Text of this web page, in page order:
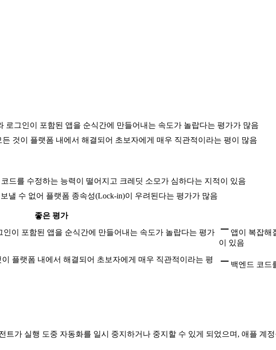
로그인이 포함된 앱을 순식간에 만들어내는 속도가 놀랍다는 평가가 많음
것이 플랫폼 내에서 해결되어 초보자에게 매우 직관적이라는 평이 많음
드를 수정하는 능력이 떨어지고 크레딧 소모가 심하다는 지적이 있음
낼 수 없어 플랫폼 종속성(Lock-in)이 우려된다는 평가가 많음
좋은 평가
인이 포함된 앱을 순식간에 만들어내는 속도가 놀랍다는 평가
앱이 복잡해
이 있음
플랫폼 내에서 해결되어 초보자에게 매우 직관적이라는 평
백엔드 코드
트가 실행 도중 자동화를 일시 중지하거나 중지할 수 있게 되었으며, 애플 계